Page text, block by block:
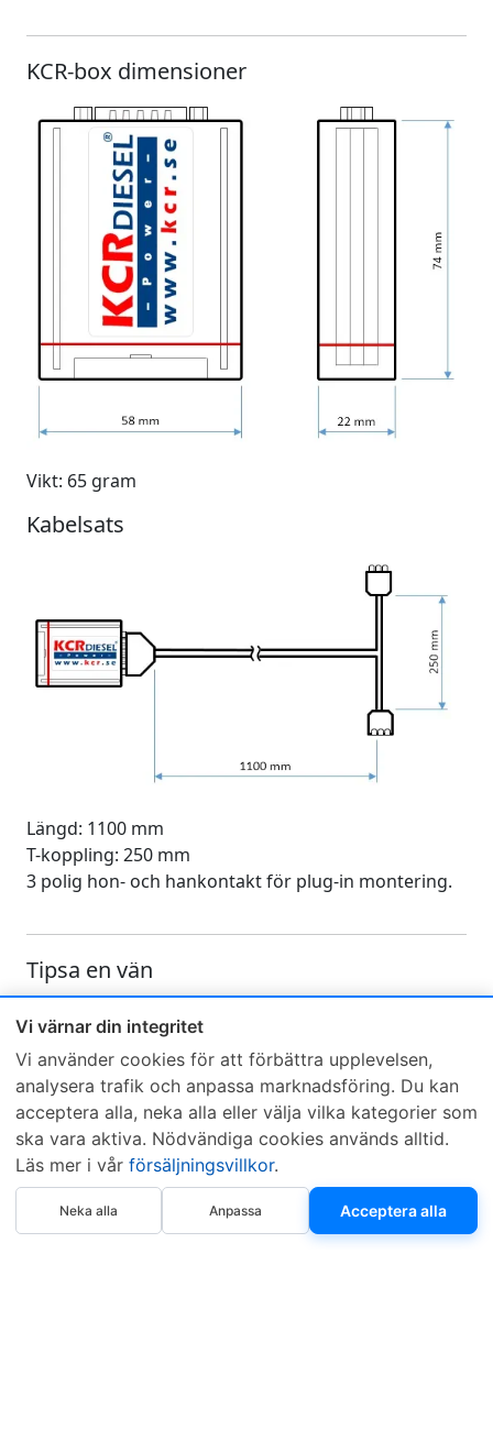
Vi värnar din integritet
Vi använder cookies för att förbättra upplevelsen,
analysera trafik och anpassa marknadsföring. Du kan
acceptera alla, neka alla eller välja vilka kategorier som
ska vara aktiva. Nödvändiga cookies används alltid.
Läs mer i vår försäljningsvillkor.
Neka alla Anpassa Acceptera alla
Köp nu
KCR-box dimensioner
Vikt: 65 gram
Kabelsats
Längd: 1100 mm
T-koppling: 250 mm
3 polig hon- och hankontakt för plug-in montering.
Tipsa en vän
Skicka ett e-mail och tipsa en vän om denna produkt
Sveriges mest sålda dieselbox
Kontakta KCR
Om KCR/Garantier
Återförsäljare
Sök KCR-box